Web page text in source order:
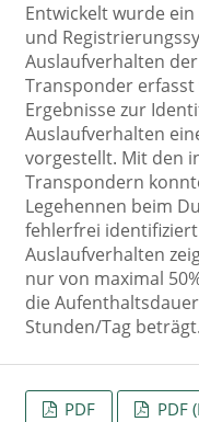
Entwickelt wurde
und
Auslaufverhalten
Transponder erfasst
Ergebnisse zur
Auslaufverhalten
vorgestellt. Mit den
Transpondern
Legehennen beim
fehlerfrei
Auslaufverhalten
nur von maximal
die
Stunden/Tag beträgt.
PDF PDF